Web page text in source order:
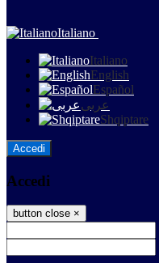
Italiano
Italiano
English
Español
عربى
Shqiptare
Accedi
Accedi
button close ×